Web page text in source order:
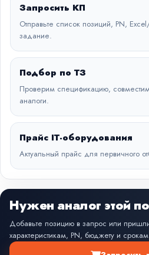
Запросить КП
Отправьте список позиций, PN,
задание.
Подбор по ТЗ
Проверим спецификацию,
аналоги.
Прайс IT-оборудования
Актуальный прайс для первичного
Нужен аналог этой
Добавьте позицию в запрос или
характеристикам, PN, бюджету и срокам